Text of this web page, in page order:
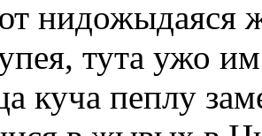
нидожыдаяся
тута ужо
куча пеплу